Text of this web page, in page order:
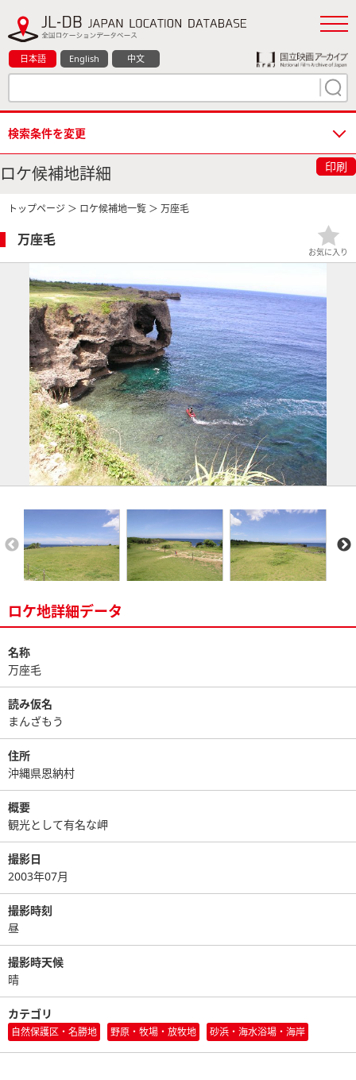
日本語 English 中文
検索条件を変更
ロケ候補地詳細 印刷
トップページ ＞ ロケ候補地一覧 ＞ 万座毛
万座毛
お気に入り
ロケ地詳細データ
名称
万座毛
読み仮名
まんざもう
住所
沖縄県恩納村
概要
観光として有名な岬
撮影日
2003年07月
撮影時刻
昼
撮影時天候
晴
カテゴリ
自然保護区・名勝地 野原・牧場・放牧地 砂浜・海水浴場・海岸